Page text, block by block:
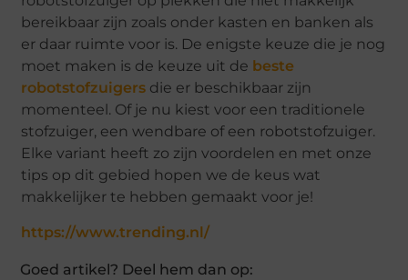
bereikbaar zijn zoals onder kasten en banken als
er daar ruimte voor is. De enigste keuze die je nog
moet maken is de keuze uit de beste
robotstofzuigers die er beschikbaar zijn
momenteel. Of je nu kiest voor een traditionele
stofzuiger, een wendbare of een robotstofzuiger.
Elke variant heeft zo zijn voordelen en met onze
tips op dit gebied hopen we de keus wat
makkelijker te hebben gemaakt voor je!
https://www.trending.nl/
Goed artikel? Deel hem dan op: